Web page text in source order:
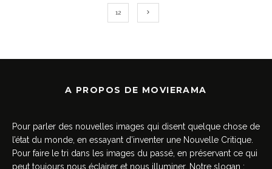
12
A PROPOS DE MOVIERAMA
Pour parler des nouvelles images qui disent quelque chose de
l’état du monde, en essayant d’inventer une Nouvelle Critique.
Pour faire le tri dans les images du passé, en préservant ce qui
peut toujours nous éclairer et nous illuminer. Notre slogan :